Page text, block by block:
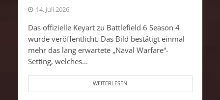
14. Juli 2026
Das offizielle Keyart zu Battlefield 6 Season 4
wurde veröffentlicht. Das Bild bestätigt einmal
mehr das lang erwartete „Naval Warfare“-
Setting, welches...
WEITERLESEN